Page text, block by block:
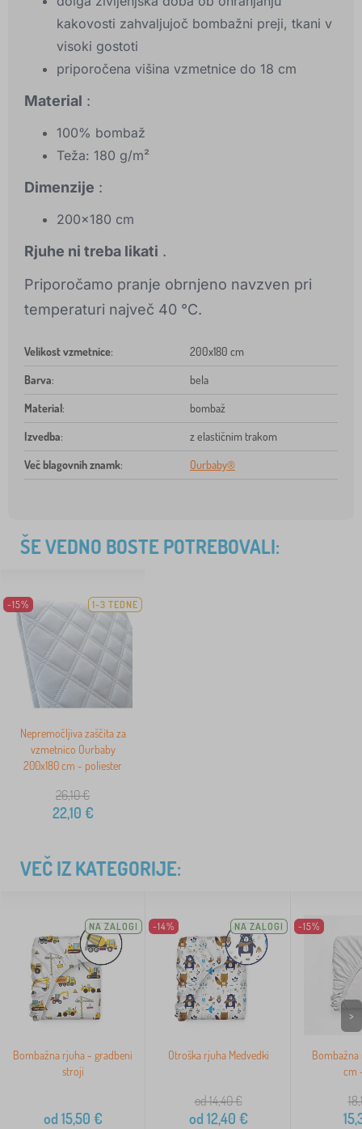
kakovosti zahvaljujoč bombažni preji, tkani v
visoki gostoti
priporočena višina vzmetnice do 18 cm
Material :
100% bombaž
Teža: 180 g/m²
Dimenzije :
200x180 cm
Rjuhe ni treba likati .
Priporočamo pranje obrnjeno navzven pri
temperaturi največ 40 °C.
Velikost vzmetnice: 200x180 cm
Barva: bela
Material: bombaž
Izvedba: z elastičnim trakom
Več blagovnih znamk: Ourbaby®
ŠE VEDNO BOSTE POTREBOVALI:
-15% 1-3 TEDNE
Nepremočljiva zaščita za
vzmetnico Ourbaby
200x180 cm - poliester
26,10€
22,10 €
VEČ IZ KATEGORIJE:
NA ZALOGI
Bombažna rjuha - gradbeni
stroji
od 15,50 €
-14% NA ZALOGI
Otroška rjuha Medvedki
od 14,40€
od 12,40 €
-15%
Bombažna
cm
>